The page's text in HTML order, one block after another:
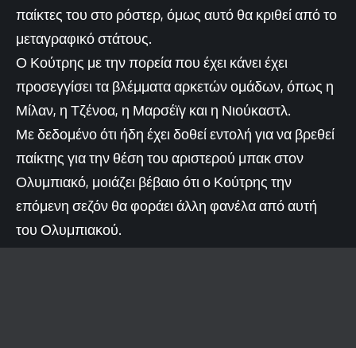
παίκτες του στο ρόστερ, όμως αυτό θα κριθεί από το
μεταγραφικό στάτους.
Ο Κούτρης με την πορεία που έχει κάνει έχει
προσεγγίσει τα βλέμματα αρκετών ομάδων, όπως η
Μίλαν, η Τζένοα, η Μαρσέϊγ και η Νιούκαστλ.
Με δεδομένο ότι ήδη έχει δοθεί εντολή για να βρεθεί
παίκτης για την θέση του αριστερού μπακ στον
Ολυμπιακό, μοιάζει βέβαιο ότι ο Κούτρης την
επόμενη σεζόν θα φοράει άλλη φανέλα από αυτή
του Ολυμπιακού.